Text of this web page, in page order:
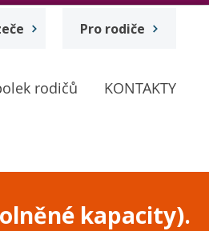
Pro rodiče
rodičů KONTAKTY
kapacity).